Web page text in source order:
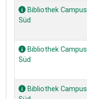
Bibliothek Campus
Süd
Bibliothek Campus
Süd
Bibliothek Campus